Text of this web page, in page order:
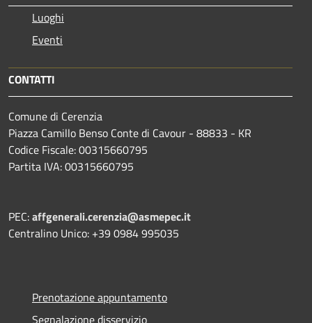
Luoghi
Eventi
CONTATTI
Comune di Cerenzia
Piazza Camillo Benso Conte di Cavour - 88833 - KR
Codice Fiscale: 00315660795
Partita IVA: 00315660795
PEC:affgenerali.cerenzia@asmepec.it
Centralino Unico: +39 0984 995035
Prenotazione appuntamento
Segnalazione disservizio